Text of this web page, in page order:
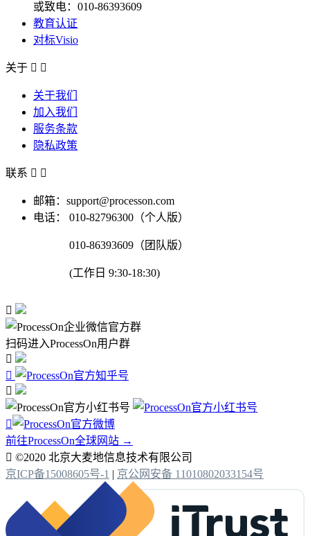
或致电：010-86393609
教育认证
对标Visio
关于  
关于我们
加入我们
服务条款
隐私政策
联系  
邮箱：support@processon.com
电话：
010-82796300（个人版）
010-86393609（团队版）
(工作日 9:30-18:30)

扫码进入ProcessOn用户群




前往ProcessOn全球网站 →
 ©2020 北京大麦地信息技术有限公司
京ICP备15008605号-1 | 京公网安备 11010802033154号